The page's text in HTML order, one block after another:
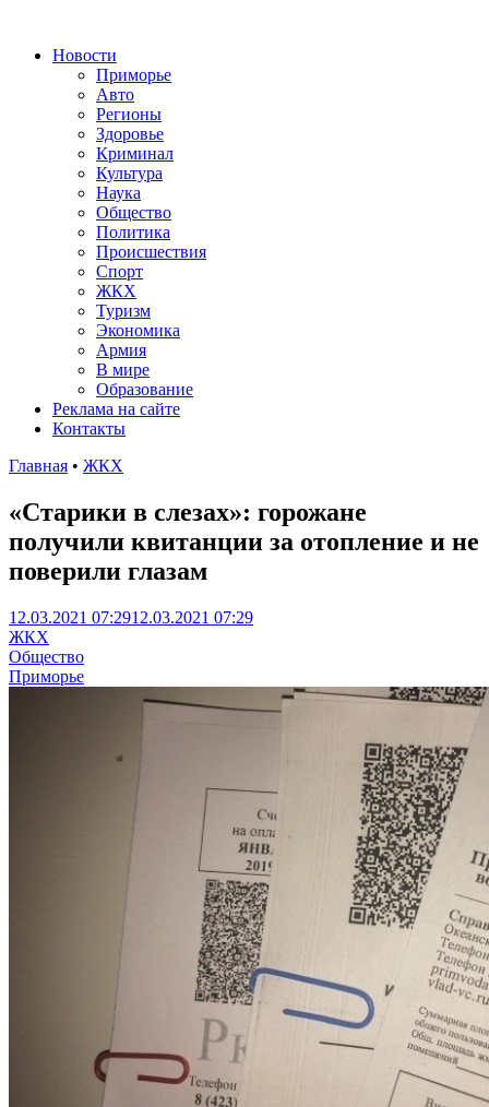
Новости
Приморье
Авто
Регионы
Здоровье
Криминал
Культура
Наука
Общество
Политика
Происшествия
Спорт
ЖКХ
Туризм
Экономика
Армия
В мире
Образование
Реклама на сайте
Контакты
Главная • ЖКХ
«Старики в слезах»: горожане
получили квитанции за отопление и не
поверили глазам
12.03.2021 07:2912.03.2021 07:29
ЖКХ
Общество
Приморье